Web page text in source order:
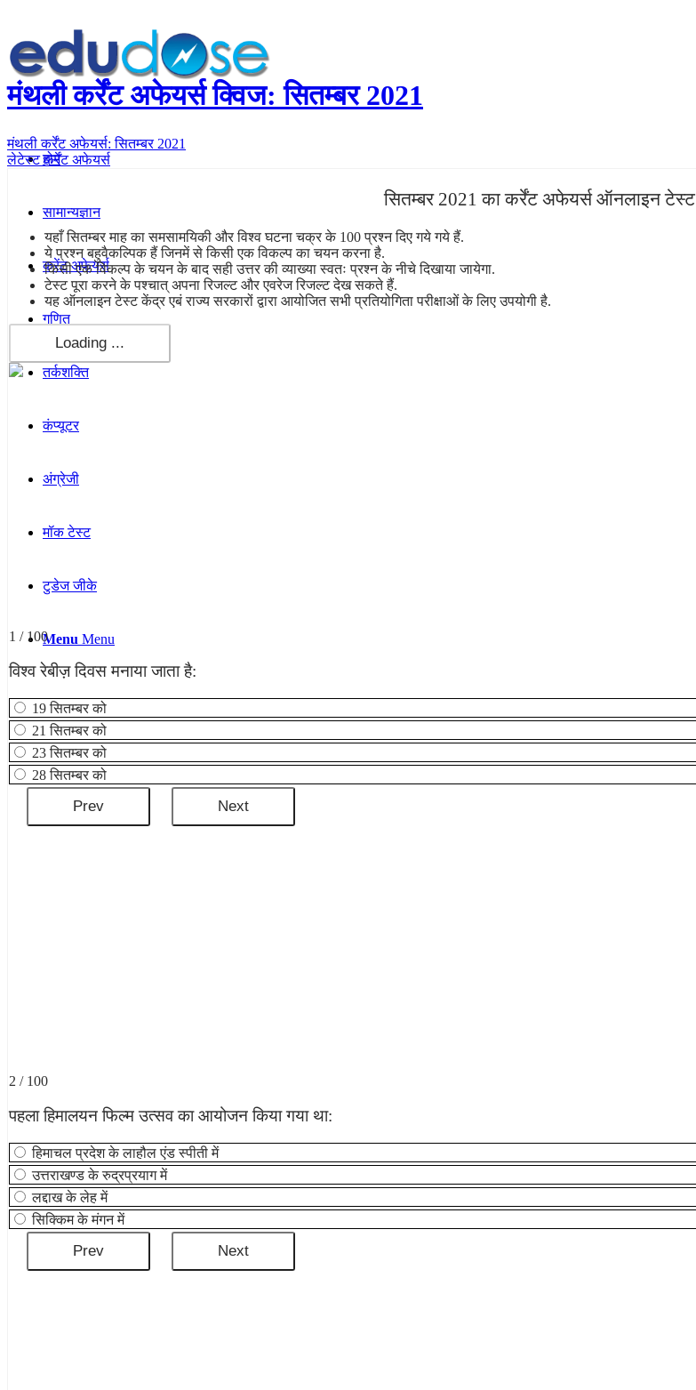
होम
सामान्यज्ञान
करेंट अफेयर्स
गणित
तर्कशक्ति
कंप्यूटर
अंग्रेजी
मॉक टेस्ट
टुडेज जीके
Menu Menu
मंथली कर्रेंट अफेयर्स क्विज: सितम्बर 2021
मंथली कर्रेंट अफेयर्स: सितम्बर 2021
लेटेस्ट कर्रेंट अफेयर्स
सितम्बर 2021 का कर्रेंट अफेयर्स ऑनलाइन टेस्ट
यहाँ सितम्बर माह का समसामयिकी और विश्व घटना चक्र के 100 प्रश्न दिए गये गये हैं.
ये प्रश्न बहुवैकल्पिक हैं जिनमें से किसी एक विकल्प का चयन करना है.
किसी एक विकल्प के चयन के बाद सही उत्तर की व्याख्या स्वतः प्रश्न के नीचे दिखाया जायेगा.
टेस्ट पूरा करने के पश्चात् अपना रिजल्ट और एवरेज रिजल्ट देख सकते हैं.
यह ऑनलाइन टेस्ट केंद्र एबं राज्य सरकारों द्वारा आयोजित सभी प्रतियोगिता परीक्षाओं के लिए उपयोगी है.
1 / 100
विश्व रेबीज़ दिवस मनाया जाता है:
19 सितम्बर को
21 सितम्बर को
23 सितम्बर को
28 सितम्बर को
2 / 100
पहला हिमालयन फिल्‍म उत्सव का आयोजन किया गया था:
हिमाचल प्रदेश के लाहौल एंड स्पीती में
उत्तराखण्ड के रुद्रप्रयाग में
लद्दाख के लेह में
सिक्किम के मंगन में